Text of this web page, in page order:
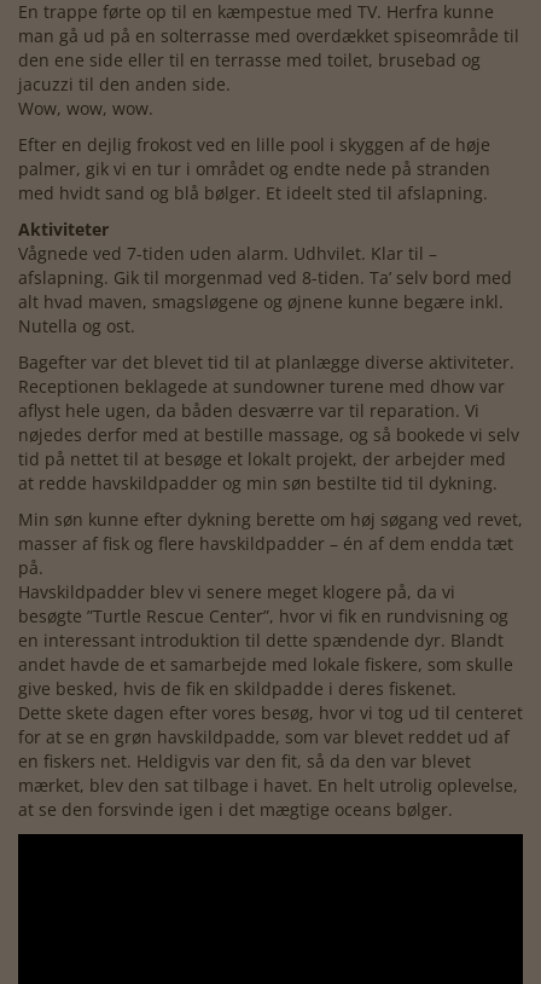
En trappe førte op til en kæmpestue med TV. Herfra kunne
man gå ud på en solterrasse med overdækket spiseområde til
den ene side eller til en terrasse med toilet, brusebad og
jacuzzi til den anden side.
Wow, wow, wow.
Efter en dejlig frokost ved en lille pool i skyggen af de høje
palmer, gik vi en tur i området og endte nede på stranden
med hvidt sand og blå bølger. Et ideelt sted til afslapning.
Aktiviteter
Vågnede ved 7-tiden uden alarm. Udhvilet. Klar til –
afslapning. Gik til morgenmad ved 8-tiden. Ta’ selv bord med
alt hvad maven, smagsløgene og øjnene kunne begære inkl.
Nutella og ost.
Bagefter var det blevet tid til at planlægge diverse aktiviteter.
Receptionen beklagede at sundowner turene med dhow var
aflyst hele ugen, da båden desværre var til reparation. Vi
nøjedes derfor med at bestille massage, og så bookede vi selv
tid på nettet til at besøge et lokalt projekt, der arbejder med
at redde havskildpadder og min søn bestilte tid til dykning.
Min søn kunne efter dykning berette om høj søgang ved revet,
masser af fisk og flere havskildpadder – én af dem endda tæt
på.
Havskildpadder blev vi senere meget klogere på, da vi
besøgte ”Turtle Rescue Center”, hvor vi fik en rundvisning og
en interessant introduktion til dette spændende dyr. Blandt
andet havde de et samarbejde med lokale fiskere, som skulle
give besked, hvis de fik en skildpadde i deres fiskenet.
Dette skete dagen efter vores besøg, hvor vi tog ud til centeret
for at se en grøn havskildpadde, som var blevet reddet ud af
en fiskers net. Heldigvis var den fit, så da den var blevet
mærket, blev den sat tilbage i havet. En helt utrolig oplevelse,
at se den forsvinde igen i det mægtige oceans bølger.